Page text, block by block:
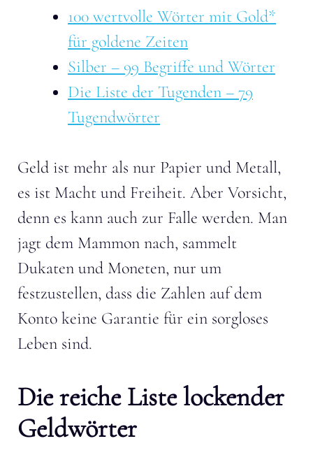
100 wertvolle Wörter mit Gold*
für goldene Zeiten
Silber – 99 Begriffe und Wörter
Die Liste der Tugenden – 79
Tugendwörter
Geld ist mehr als nur Papier und Metall,
es ist Macht und Freiheit. Aber Vorsicht,
denn es kann auch zur Falle werden. Man
jagt dem Mammon nach, sammelt
Dukaten und Moneten, nur um
festzustellen, dass die Zahlen auf dem
Konto keine Garantie für ein sorgloses
Leben sind.
Die reiche Liste lockender
Geldwörter